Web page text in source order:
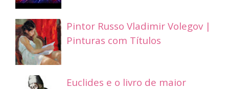
Pintor Russo Vladimir Volegov |
Pinturas com Títulos
Euclides e o livro de maior